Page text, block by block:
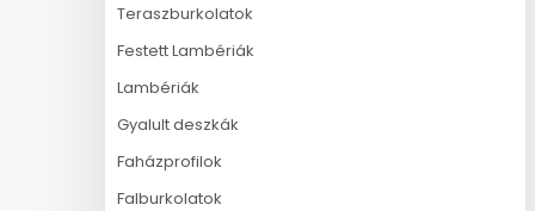
Teraszburkolatok
Festett Lambériák
Lambériák
Gyalult deszkák
Faházprofilok
Falburkolatok